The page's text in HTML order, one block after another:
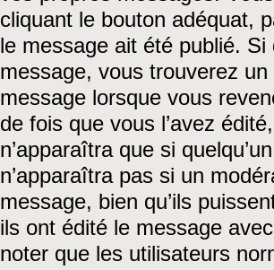
cliquant le bouton adéquat,
le message ait été publié. Si
message, vous trouverez
message lorsque vous
de fois que vous l’avez
n’apparaîtra que si
n’apparaîtra pas si un
message, bien qu’ils
ils ont édité le message
noter que les utilisateurs